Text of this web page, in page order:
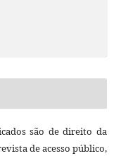
são de direito da
de acesso público,